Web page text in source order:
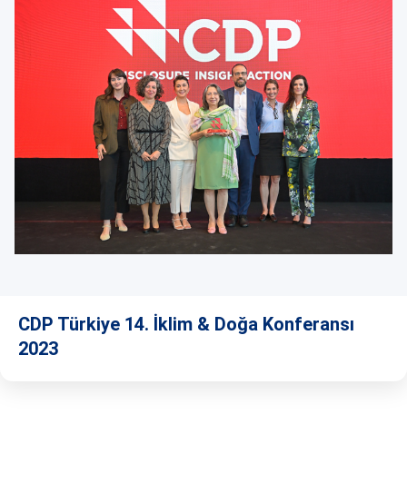
CDP Türkiye 14. İklim & Doğa Konferansı
2023